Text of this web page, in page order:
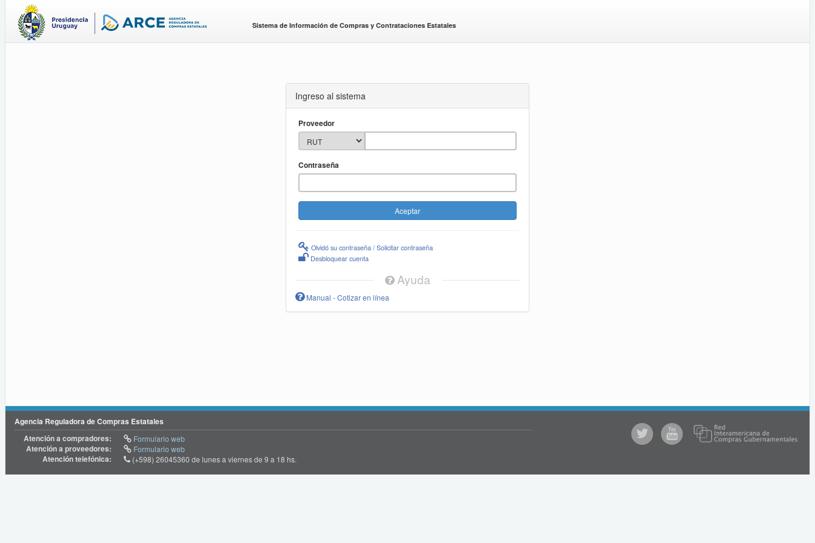
Sistema de Información de Compras y Contrataciones Estatales
Ingreso al sistema
Proveedor
Contraseña
Olvidó su contraseña / Solicitar contraseña
Desbloquear cuenta
Ayuda
Manual - Cotizar en línea
Agencia Reguladora de Compras Estatales
Atención a compradores:
Formulario web
Atención a proveedores: Formulario web
Atención telefónica: (+598) 26045360 de lunes a viernes de 9 a 18 hs.
@comprasgubuy
ACCE
Youtube